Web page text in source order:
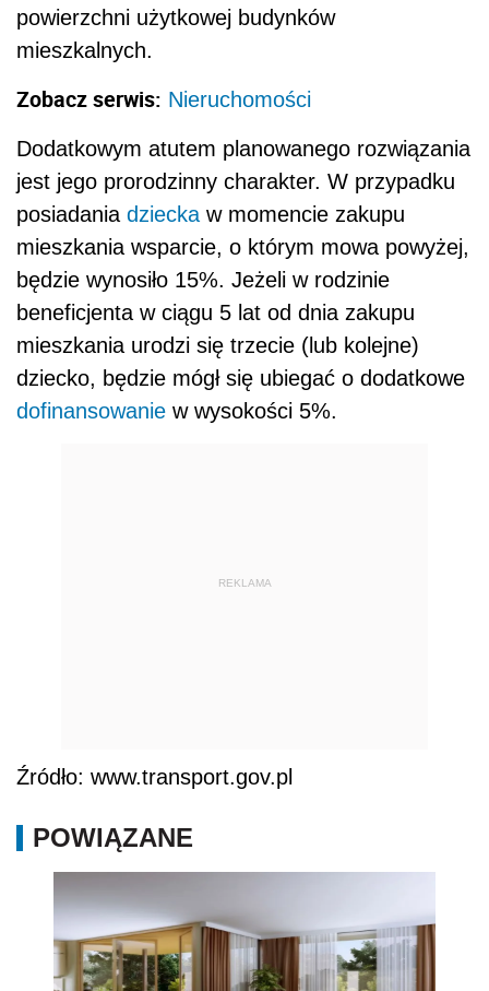
powierzchni użytkowej budynków
mieszkalnych.
Zobacz serwis: Nieruchomości
Dodatkowym atutem planowanego rozwiązania
jest jego prorodzinny charakter. W przypadku
posiadania dziecka w momencie zakupu
mieszkania wsparcie, o którym mowa powyżej,
będzie wynosiło 15%. Jeżeli w rodzinie
beneficjenta w ciągu 5 lat od dnia zakupu
mieszkania urodzi się trzecie (lub kolejne)
dziecko, będzie mógł się ubiegać o dodatkowe
dofinansowanie w wysokości 5%.
REKLAMA
Źródło: www.transport.gov.pl
POWIĄZANE